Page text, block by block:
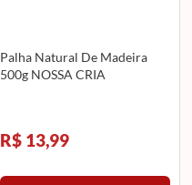
Palha Natural De Madeira
500g NOSSA CRIA
R$ 13,99